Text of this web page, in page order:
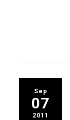
Sep
07
2011